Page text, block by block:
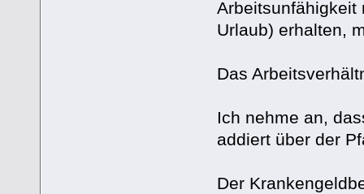
Arbeitsunfähigkeit
Urlaub) erhalten,
Das
Ich nehme an,
addiert über der
Der